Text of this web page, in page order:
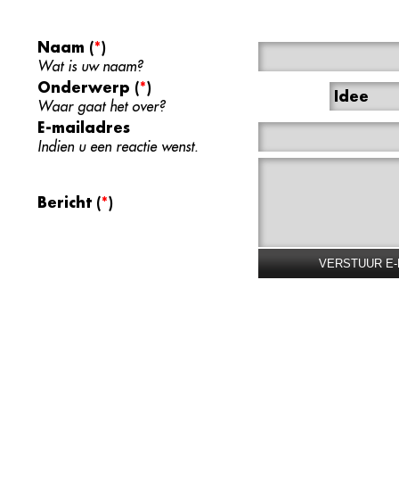
Naam (*)
Wat is uw naam?
Onderwerp (*)
Waar gaat het over?
Idee
E-mailadres
Indien u een reactie wenst.
Bericht (*)